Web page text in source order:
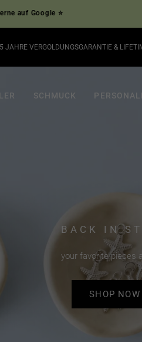
⭐
Diashow
5 JAHRE VERGOLDUNGSGARANTIE &
SCHMUCK
BACK IN
your favorite pieces
SHOP NOW